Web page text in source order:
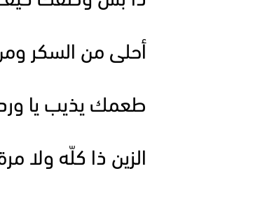
أحلى من السكر
طعمك يذيب يا
الزين ذا كلّه ولا